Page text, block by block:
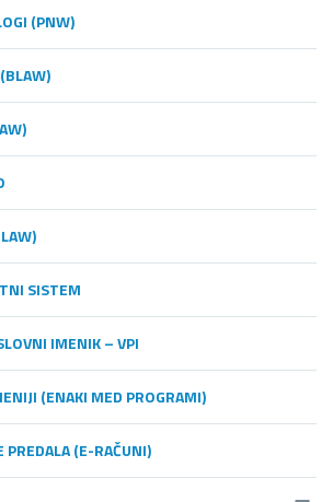
(PNW)
SISTEM
IMENIK – VPI
(ENAKI MED PROGRAMI)
PREDALA (E-RAČUNI)